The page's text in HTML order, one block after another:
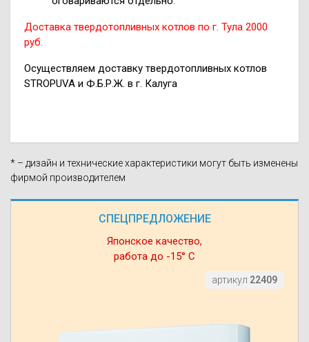
СПЕЦПРЕДЛОЖЕНИЕ
Японское качество,
работа до -15° С
артикул 22409
Доставка твердотопливных котлов по г. Тула 2000
руб.
Осуществляем доставку твердотопливных котлов
STROPUVA и Ф.Б.Р.Ж. в г. Калуга
* – дизайн и технические характеристики могут быть изменены
фирмой производителем